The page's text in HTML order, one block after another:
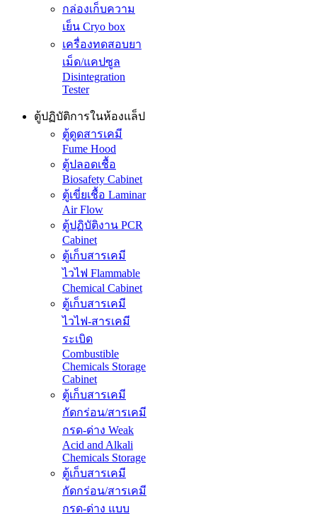
กล่องเก็บความ
เย็น Cryo box
เครื่องทดสอบยา
เม็ด/แคปซูล
Disintegration
Tester
ตู้ปฏิบัติการในห้องแล็ป
ตู้ดูดสารเคมี
Fume Hood
ตู้ปลอดเชื้อ
Biosafety Cabinet
ตู้เขี่ยเชื้อ Laminar
Air Flow
ตู้ปฏิบัติงาน PCR
Cabinet
ตู้เก็บสารเคมี
ไวไฟ Flammable
Chemical Cabinet
ตู้เก็บสารเคมี
ไวไฟ-สารเคมี
ระเบิด
Combustible
Chemicals Storage
Cabinet
ตู้เก็บสารเคมี
กัดกร่อน/สารเคมี
กรด-ด่าง Weak
Acid and Alkali
Chemicals Storage
ตู้เก็บสารเคมี
กัดกร่อน/สารเคมี
กรด-ด่าง แบบ